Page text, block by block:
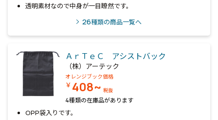
透明素材なので中身が一目瞭然です。
26種類の商品一覧へ
ＡｒＴｅＣ アシストバック
（株）アーテック
オレンジブック価格
￥ 408~ 税抜
4種類の在庫品があります
OPP袋入りです。